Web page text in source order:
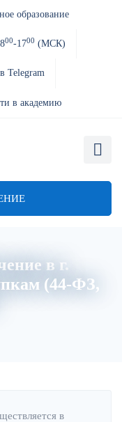
образование
00-1700 (МСК)
Telegram
в академию
в г.
(44-ФЗ,
в